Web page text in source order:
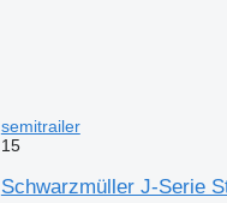
semitrailer
15
Schwarzmüller J-Serie